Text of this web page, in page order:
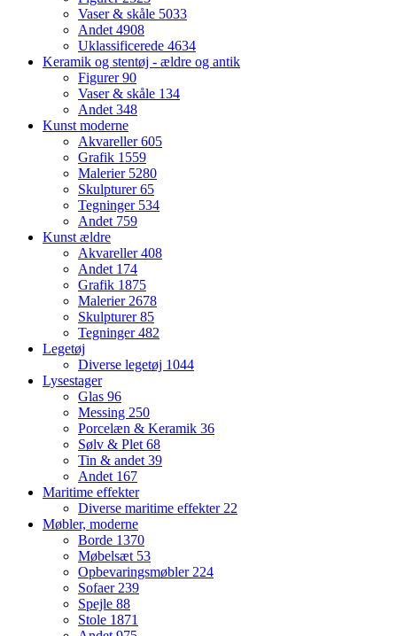
Vaser & skåle 5033
Andet 4908
Uklassificerede 4634
Keramik og stentøj - ældre og antik
Figurer90
Vaser & skåle 134
Andet 348
Kunst moderne
Akvareller605
Grafik 1559
Malerier 5280
Skulpturer65
Tegninger 534
Andet 759
Kunst ældre
Akvareller408
Andet 174
Grafik 1875
Malerier 2678
Skulpturer85
Tegninger482
Legetøj
Diverse legetøj 1044
Lysestager
Glas 96
Messing 250
Porcelæn & Keramik 36
Sølv & Plet 68
Tin & andet 39
Andet 167
Maritime effekter
Diverse maritime effekter 22
Møbler, moderne
Borde 1370
Møbelsæt 53
Opbevaringsmøbler 224
Sofaer 239
Spejle 88
Stole 1871